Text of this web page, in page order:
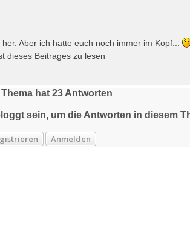
Aber ich hatte euch noch immer im Kopf...
dieses Beitrages zu lesen
hat 23 Antworten
sein, um die Antworten in diesem
Anmelden